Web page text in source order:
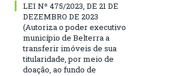
LEI Nº 475/2023, DE 21 DE
DEZEMBRO DE 2023
(Autoriza o poder executivo
município de Belterra a
transferir imóveis de sua
titularidade, por meio de
doação, ao fundo de